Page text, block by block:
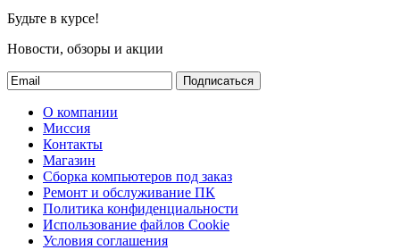
Будьте в курсе!
Новости, обзоры и акции
Подписаться
О компании
Миссия
Контакты
Магазин
Сборка компьютеров под заказ
Ремонт и обслуживание ПК
Политика конфиденциальности
Использование файлов Cookie
Условия соглашения